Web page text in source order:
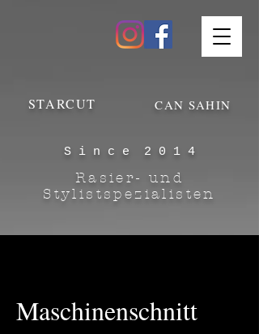
CAN SAHIN
STARCUT
S i n c e 2 0 1 4
Rasier- und
Stylistspezialisten
Maschinenschnitt